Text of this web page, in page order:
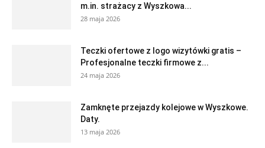
m.in. strażacy z Wyszkowa...
28 maja 2026
Teczki ofertowe z logo wizytówki gratis –
Profesjonalne teczki firmowe z...
24 maja 2026
Zamknęte przejazdy kolejowe w Wyszkowe.
Daty.
13 maja 2026